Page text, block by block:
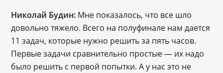
Николай Будин: Мне показалось, что все шло
довольно тяжело. Всего на полуфинале нам дается
11 задач, которые нужно решить за пять часов.
Первые задачи сравнительно простые — их надо
было решить с первой попытки. А у нас это не